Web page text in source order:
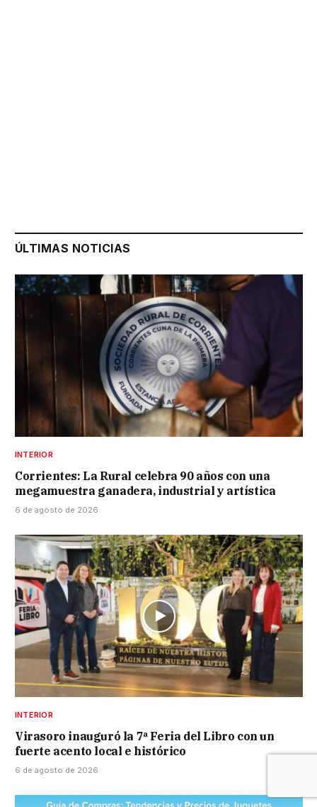
ÚLTIMAS NOTICIAS
INTERIOR
Corrientes: La Rural celebra 90 años con una
megamuestra ganadera, industrial y artística
6 de agosto de 2026
INTERIOR
Virasoro inauguró la 7ª Feria del Libro con un
fuerte acento local e histórico
6 de agosto de 2026